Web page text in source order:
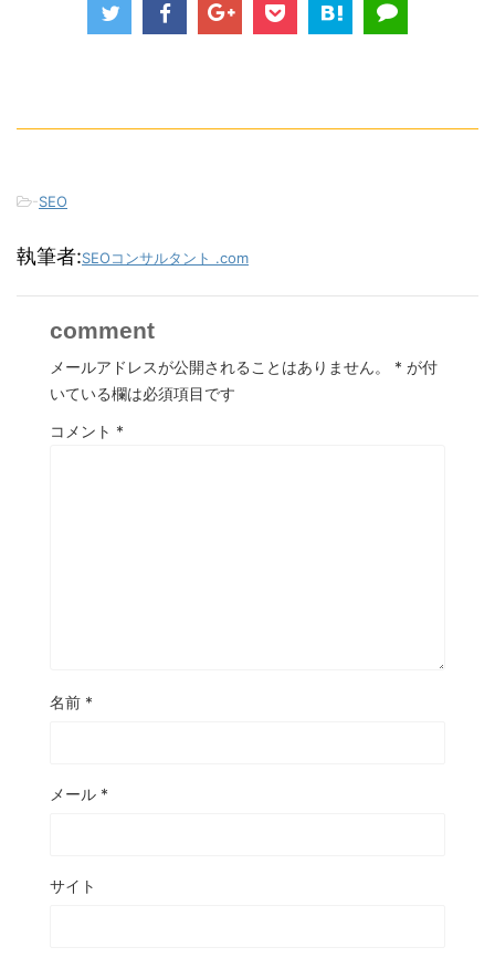
-SEO
執筆者:SEOコンサルタント .com
comment
メールアドレスが公開されることはありません。 * が付
いている欄は必須項目です
コメント *
名前 *
メール *
サイト